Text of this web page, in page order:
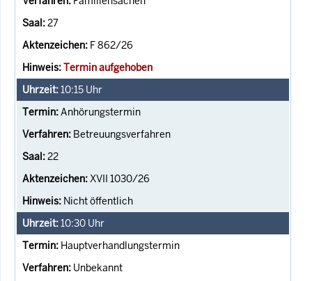
27
F 862/26
Termin aufgehoben
10:15 Uhr
Anhörungstermin
Betreuungsverfahren
22
XVII 1030/26
Nicht öffentlich
10:30 Uhr
Hauptverhandlungstermin
Unbekannt